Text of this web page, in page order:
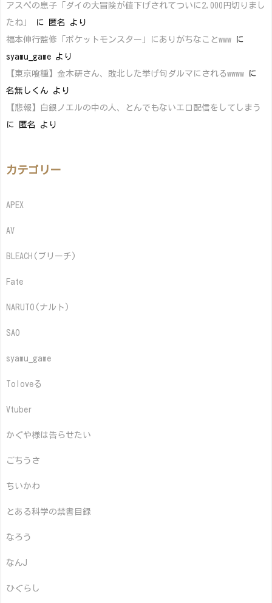
アスペの息子「ダイの大冒険が値下げされてついに2,000円切りまし
たね」
に 匿名
より
福本伸行監修「ポケットモンスター」にありがちなことwww に
syamu_game より
【東京喰種】金木研さん、敗北した挙げ句ダルマにされるwwww に
名無しくん より
【悲報】白銀ノエルの中の人、とんでもないエロ配信をしてしまう
に
匿名 より
カテゴリー
APEX
AV
BLEACH(ブリーチ)
Fate
NARUTO(ナルト)
SAO
syamu_game
Toloveる
Vtuber
かぐや様は告らせたい
ごちうさ
ちいかわ
とある科学の禁書目録
なろう
なんJ
ひぐらし